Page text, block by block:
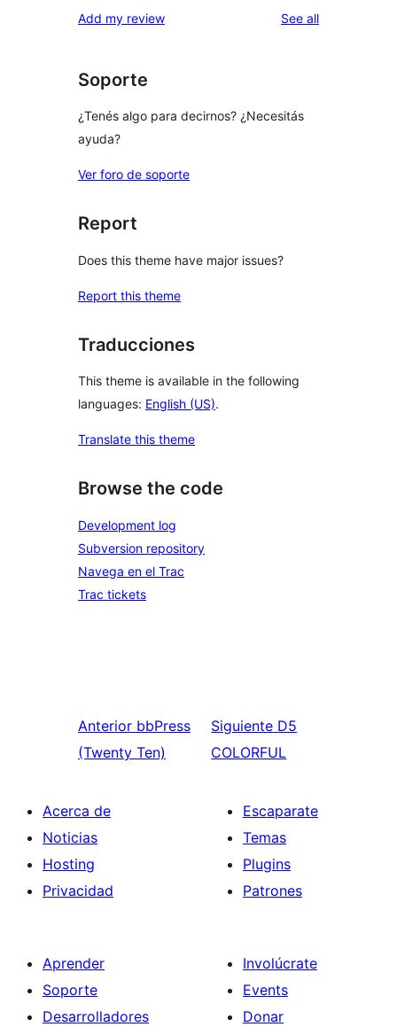
reviews
star
Add my review See allreviews
Soporte
¿Tenés algo para decirnos? ¿Necesitás
ayuda?
Ver foro de soporte
Report
Does this theme have major issues?
Report this theme
Traducciones
This theme is available in the following
languages: English (US).
Translate this theme
Browse the code
Development log
Subversion repository
Navega en el Trac
Trac tickets
Anterior bbPress
(Twenty Ten)
Siguiente D5
COLORFUL
Acerca de
Noticias
Hosting
Privacidad
Escaparate
Temas
Plugins
Patrones
Aprender
Soporte
Desarrolladores
Involúcrate
Events
Donar